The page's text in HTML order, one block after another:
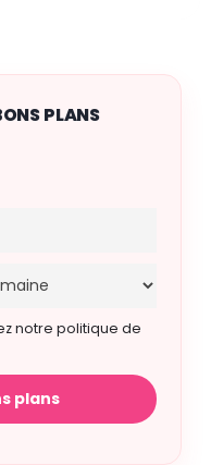
PLANS
notre politique de